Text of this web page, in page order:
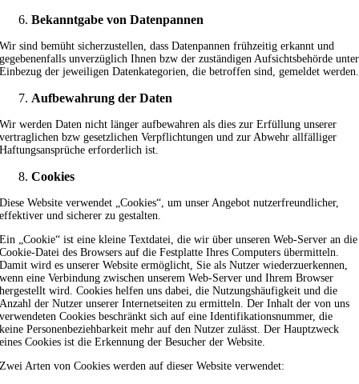
Bekanntgabe von Datenpannen
Wir sind bemüht sicherzustellen, dass Datenpannen frühzeitig erkannt und
gegebenenfalls unverzüglich Ihnen bzw der zuständigen Aufsichtsbehörde unter
Einbezug der jeweiligen Datenkategorien, die betroffen sind, gemeldet werden.
Aufbewahrung der Daten
Wir werden Daten nicht länger aufbewahren als dies zur Erfüllung unserer
vertraglichen bzw gesetzlichen Verpflichtungen und zur Abwehr allfälliger
Haftungsansprüche erforderlich ist.
Cookies
Diese Website verwendet „Cookies“, um unser Angebot nutzerfreundlicher,
effektiver und sicherer zu gestalten.
Ein „Cookie“ ist eine kleine Textdatei, die wir über unseren Web-Server an die
Cookie-Datei des Browsers auf die Festplatte Ihres Computers übermitteln.
Damit wird es unserer Website ermöglicht, Sie als Nutzer wiederzuerkennen,
wenn eine Verbindung zwischen unserem Web-Server und Ihrem Browser
hergestellt wird. Cookies helfen uns dabei, die Nutzungshäufigkeit und die
Anzahl der Nutzer unserer Internetseiten zu ermitteln. Der Inhalt der von uns
verwendeten Cookies beschränkt sich auf eine Identifikationsnummer, die
keine Personenbeziehbarkeit mehr auf den Nutzer zulässt. Der Hauptzweck
eines Cookies ist die Erkennung der Besucher der Website.
Zwei Arten von Cookies werden auf dieser Website verwendet: